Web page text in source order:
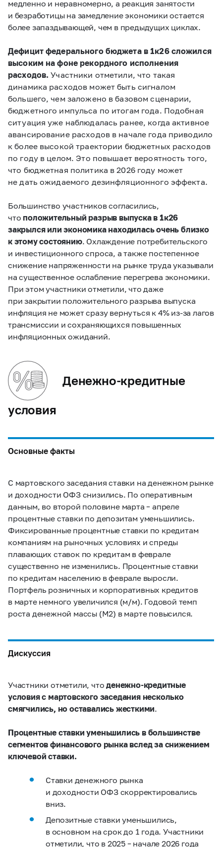
медленно и неравномерно, а реакция занятости
и безработицы на замедление экономики остается
более запаздывающей, чем в предыдущих циклах.
Дефицит федерального бюджета в 1к26 сложился
высоким на фоне рекордного исполнения
расходов. Участники отметили, что такая
динамика расходов может быть сигналом
большего, чем заложено в базовом сценарии,
бюджетного импульса по итогам года. Подобная
ситуация уже наблюдалась ранее, когда активное
авансирование расходов в начале года приводило
к более высокой траектории бюджетных расходов
по году в целом. Это повышает вероятность того,
что бюджетная политика в 2026 году может
не дать ожидаемого дезинфляционного эффекта.
Большинство участников согласились,
что положительный разрыв выпуска в 1к26
закрылся или экономика находилась очень близко
к этому состоянию. Охлаждение потребительского
и инвестиционного спроса, а также постепенное
снижение напряженности на рынке труда указывали
на существенное ослабление перегрева экономики.
При этом участники отметили, что даже
при закрытии положительного разрыва выпуска
инфляция не может сразу вернуться к 4% из‑за лагов
трансмиссии и сохраняющихся повышенных
инфляционных ожиданий.
Денежно-кредитные
условия
Основные факты
С мартовского заседания ставки на денежном рынке
и доходности ОФЗ снизились. По оперативным
данным, во второй половине марта – апреле
процентные ставки по депозитам уменьшились.
Фиксированные процентные ставки по кредитам
компаниям на рыночных условиях и спреды
плавающих ставок по кредитам в феврале
существенно не изменились. Процентные ставки
по кредитам населению в феврале выросли.
Портфель розничных и корпоративных кредитов
в марте немного увеличился (м/м). Годовой темп
роста денежной массы (М2) в марте повысился.
Дискуссия
Участники отметили, что денежно-кредитные
условия c мартовского заседания несколько
смягчились, но оставались жесткими.
Процентные ставки уменьшились в большинстве
сегментов финансового рынка вслед за снижением
ключевой ставки.
Ставки денежного рынка
и доходности ОФЗ скорректировались
вниз.
Депозитные ставки уменьшились,
в основном на срок до 1 года. Участники
отметили, что в 2025 – начале 2026 года